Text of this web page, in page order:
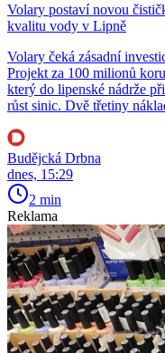
Volary postaví novou
kvalitu vody v Lipně
Volary čeká zásadní
Projekt za 100 milionů
který do lipenské nádrže
růst sinic. Dvě třetiny
Budějcká Drbna
dnes, 15:29
2 min
Reklama